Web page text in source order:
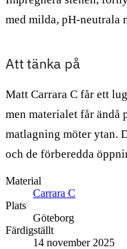
med milda, pH-neutrala
Att tänka på
Matt Carrara C får ett
men materialet får ändå
matlagning möter ytan.
och de förberedda
Material
Carrara C
Plats
Göteborg
Färdigställt
14 november 2025